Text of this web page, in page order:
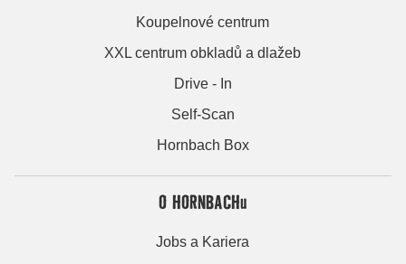
Koupelnové centrum
XXL centrum obkladů a dlažeb
Drive - In
Self-Scan
Hornbach Box
O HORNBACHu
Jobs a Kariera